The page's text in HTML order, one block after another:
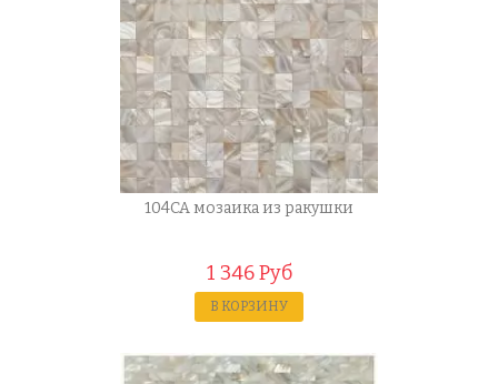
104CA мозаика из ракушки
1 346 Руб
В КОРЗИНУ